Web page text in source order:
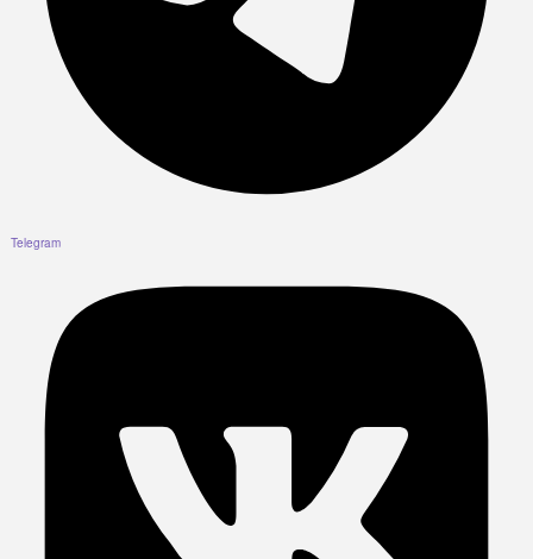
Telegram